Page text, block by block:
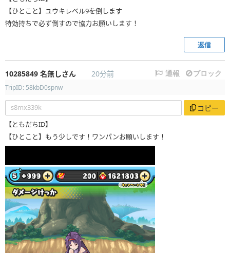
【ひとこと】ユウキレベル9を倒します
特効持ちで必ず倒すので協力お願いします！
返信
10285849 名無しさん 20分前 通報 ブロック
TripID: 58kbD0spnw
s8mx339k コピー
【ともだちID】
【ひとこと】もう少しです！ワンパンお願いします！